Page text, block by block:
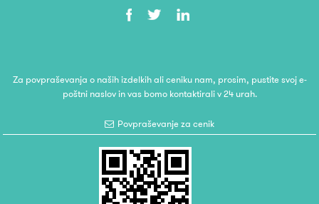
Za povpraševanja o naših izdelkih ali ceniku nam, prosim, pustite svoj e-
poštni naslov in vas bomo kontaktirali v 24 urah.
Povpraševanje za cenik